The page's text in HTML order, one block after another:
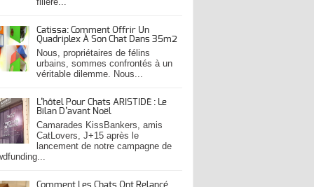
Catissa: Comment Offrir Un
Quadriplex À Son Chat Dans 35m2
Nous, propriétaires de félins
urbains, sommes confrontés à un
véritable dilemme. Nous...
L’hôtel Pour Chats ARISTIDE : Le
Bilan D’avant Noël
Camarades KissBankers, amis
CatLovers, J+15 après le
lancement de notre campagne de